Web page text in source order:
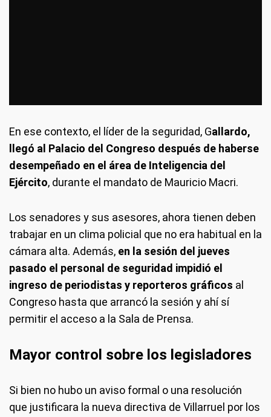
En ese contexto, el líder de la seguridad, Gallardo,
llegó al Palacio del Congreso después de haberse
desempeñado en el área de Inteligencia del
Ejército, durante el mandato de Mauricio Macri.
Los senadores y sus asesores, ahora tienen deben
trabajar en un clima policial que no era habitual en la
cámara alta. Además, en la sesión del jueves
pasado el personal de seguridad impidió el
ingreso de periodistas y reporteros gráficos al
Congreso hasta que arrancó la sesión y ahí sí
permitir el acceso a la Sala de Prensa.
Mayor control sobre los legisladores
Si bien no hubo un aviso formal o una resolución
que justificara la nueva directiva de Villarruel por los